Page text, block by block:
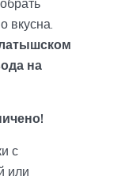
вкусна.
на
с
или